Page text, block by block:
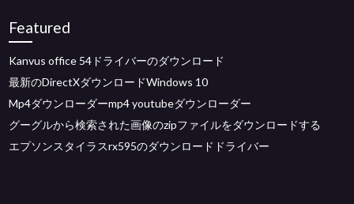
Featured
Kanvus office 54ドライバーのダウンロード
最新のDirectXダウンロードWindows 10
Mp4ダウンローダーmp4 youtubeダウンローダー
グーグルから検索された画像のzipファイルをダウンロードする
エプソンスタイラスrx595のダウンロードドライバー